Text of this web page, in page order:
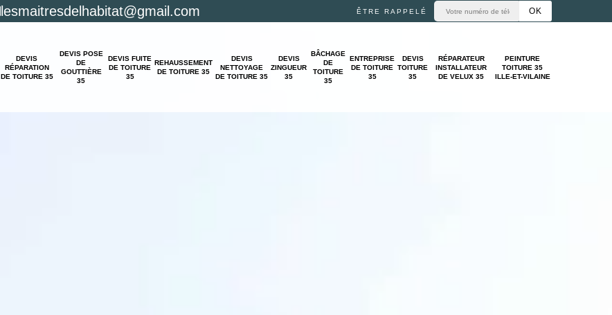
lesmaitresdelhabitat@gmail.com ÊTRE RAPPELÉ
DEVIS
RÉPARATION
DE TOITURE 35
DEVIS POSE
DE
GOUTTIÈRE
35
DEVIS FUITE
DE TOITURE
35
REHAUSSEMENT
DE TOITURE 35
DEVIS
NETTOYAGE
DE TOITURE 35
DEVIS
ZINGUEUR
35
BÂCHAGE
DE
TOITURE
35
ENTREPRISE
DE TOITURE
35
DEVIS
TOITURE
35
RÉPARATEUR
INSTALLATEUR
DE VELUX 35
PEINTURE
TOITURE 35
ILLE-ET-VILAINE